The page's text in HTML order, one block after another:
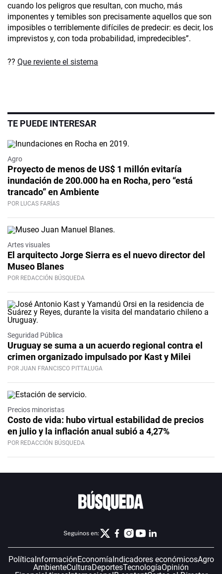
cuando los peligros que resultan, con mucho, más
imponentes y temibles son precisamente aquellos que son
imposibles o terriblemente difíciles de predecir: es decir, los
imprevistos y, con toda probabilidad, impredecibles”.
?? Que reviente el sistema
TE PUEDE INTERESAR
Agro
Proyecto de menos de US$ 1 millón evitaría
inundación de 200.000 ha en Rocha, pero “está
trancado” en Ambiente
POR LUCAS FARÍAS
Artes visuales
El arquitecto Jorge Sierra es el nuevo director del
Museo Blanes
POR REDACCIÓN BÚSQUEDA
Seguridad Pública
Uruguay se suma a un acuerdo regional contra el
crimen organizado impulsado por Kast y Milei
POR JUAN FRANCISCO PITTALUGA
Precios minoristas
Costo de vida: hubo virtual estabilidad de precios
en julio y la inflación anual subió a 4,27%
POR REDACCIÓN BÚSQUEDA
Seguinos en:
Política InformaciónEconomía Indicadores económicosAgro
AmbienteCulturaDeportesTecnologíaOpinión